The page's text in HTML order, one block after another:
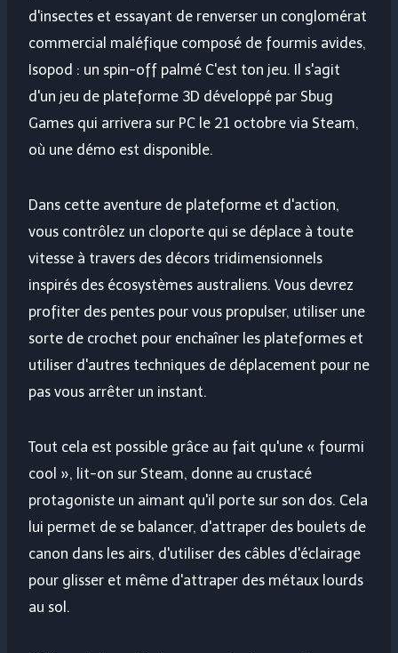
d'insectes et essayant de renverser un conglomérat
commercial maléfique composé de fourmis avides,
Isopod : un spin-off palmé C'est ton jeu. Il s'agit
d'un jeu de plateforme 3D développé par Sbug
Games qui arrivera sur PC le 21 octobre via Steam,
où une démo est disponible.
Dans cette aventure de plateforme et d'action,
vous contrôlez un cloporte qui se déplace à toute
vitesse à travers des décors tridimensionnels
inspirés des écosystèmes australiens. Vous devrez
profiter des pentes pour vous propulser, utiliser une
sorte de crochet pour enchaîner les plateformes et
utiliser d'autres techniques de déplacement pour ne
pas vous arrêter un instant.
Tout cela est possible grâce au fait qu'une « fourmi
cool », lit-on sur Steam, donne au crustacé
protagoniste un aimant qu'il porte sur son dos. Cela
lui permet de se balancer, d'attraper des boulets de
canon dans les airs, d'utiliser des câbles d'éclairage
pour glisser et même d'attraper des métaux lourds
au sol.